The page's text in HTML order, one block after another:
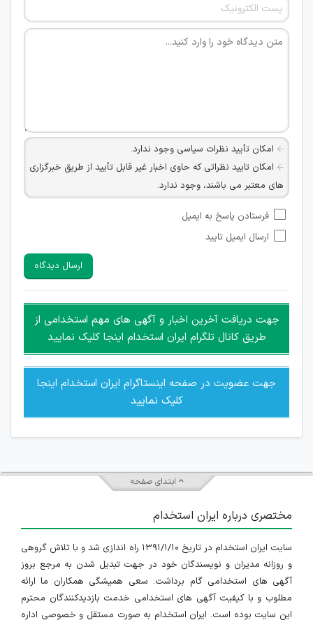
امکان تأیید نظرات سیاسی وجود ندارد.
امکان تایید نظراتی که حاوی اخبار غیر قابل تأیید از طریق خبرگزاری
های معتبر می باشند، وجود ندارد.
شبکه های مجازی ارتباطی می باشند وجود ندارد.
امکان تأیید نظرات کاربرانی که به هر طریقی قصد مأیوس کردن
هرگونه تحریک، تحقیر و کنایه به سایر افراد (مسئول و غیر مسئول)
غیر مجاز می باشد.
امکان هماهنگی برای هرگونه ملاقات حضوری چه به صورت دسته
جمعی و چه فردی توسط کاربران سایت وجود ندارد.
فرستادن پاسخ به ایمیل
ارسال ایمیل تایید
ارسال دیدگاه
جهت دریافت آخرین اخبار و آگهی های مهم استخدامی از
طریق کانال تلگرام ایران استخدام اینجا کلیک نمایید
جهت عضویت در صفحه اینستاگرام ایران استخدام اینجا
کلیک نمایید
ابتدای صفحه
مختصری درباره ایران استخدام
سایت ایران استخدام در تاریخ ۱۳۹۱/۱/۱۰ راه اندازی شد و با تلاش گروهی
و روزانه مدیران و نویسندگان خود در جهت تبدیل شدن به مرجع بروز
آگهی های استخدامی گام برداشت. سعی همیشگی همکاران ما ارائه
مطلوب و با کیفیت آگهی های استخدامی خدمت بازدیدکنندگان محترم
این سایت بوده است. ایران استخدام به صورت مستقل و خصوصی اداره